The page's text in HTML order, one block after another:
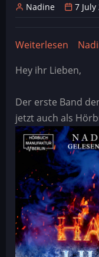
Nadine 7 July
Weiterlesen über
Hunters
Hey ihr Lieben,
Der erste Band
jetzt auch als